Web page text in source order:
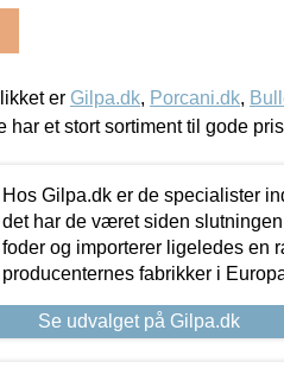
er Gilpa.dk, Porcani.dk,
har et stort sortiment til gode
Hos Gilpa.dk er de specialister
det har de været siden
foder og importerer ligeledes en
producenternes fabrikker i
Se udvalget på Gilpa.dk